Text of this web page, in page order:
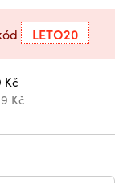
LETO20
Kč
Kč